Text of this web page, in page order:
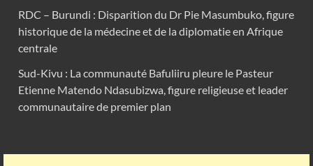
RDC – Burundi : Disparition du Dr Pie Masumbuko, figure
historique de la médecine et de la diplomatie en Afrique
centrale
Sud-Kivu : La communauté Bafuliiru pleure le Pasteur
Etienne Matendo Ndasubizwa, figure religieuse et leader
communautaire de premier plan